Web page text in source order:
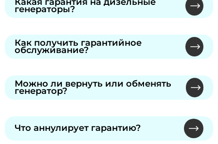
генераторы?
производителей через сеть
сертифицированных сервисных центров.
талоне, который вы получите при покупке.
Как получить гарантийное
обслуживание?
сервисный центр производителя по номеру из
талона. Предъявите талон — без него
сохраняется при официальном ТО.
Можно ли вернуть или обменять
генератор?
невозможны по законодательству РФ "О
ЗАЩИТЕ ПРАВ ПОТРЕБИТЕЛЕЙ" от 07.02.1992 N
Что аннулирует гарантию?